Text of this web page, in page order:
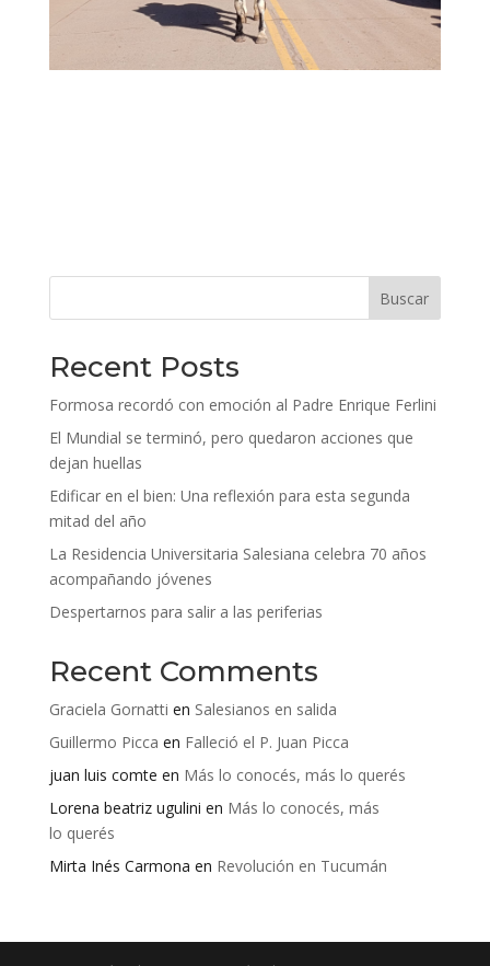
Buscar
Recent Posts
Formosa recordó con emoción al Padre Enrique Ferlini
El Mundial se terminó, pero quedaron acciones que
dejan huellas
Edificar en el bien: Una reflexión para esta segunda
mitad del año
La Residencia Universitaria Salesiana celebra 70 años
acompañando jóvenes
Despertarnos para salir a las periferias
Recent Comments
Graciela Gornatti en Salesianos en salida
Guillermo Picca en Falleció el P. Juan Picca
juan luis comte en Más lo conocés, más lo querés
Lorena beatriz ugulini en Más lo conocés, más
lo querés
Mirta Inés Carmona en Revolución en Tucumán